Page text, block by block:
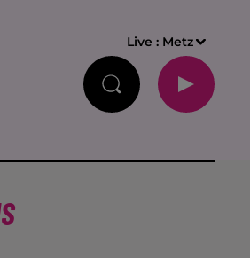
Live : Metz